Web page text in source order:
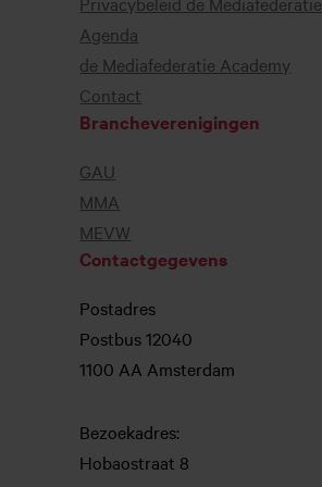
Agenda
de Mediafederatie Academy
Contact
Brancheverenigingen
GAU
MMA
MEVW
Contactgegevens
Postadres
Postbus 12040
1100 AA Amsterdam
Bezoekadres:
Hobaostraat 8